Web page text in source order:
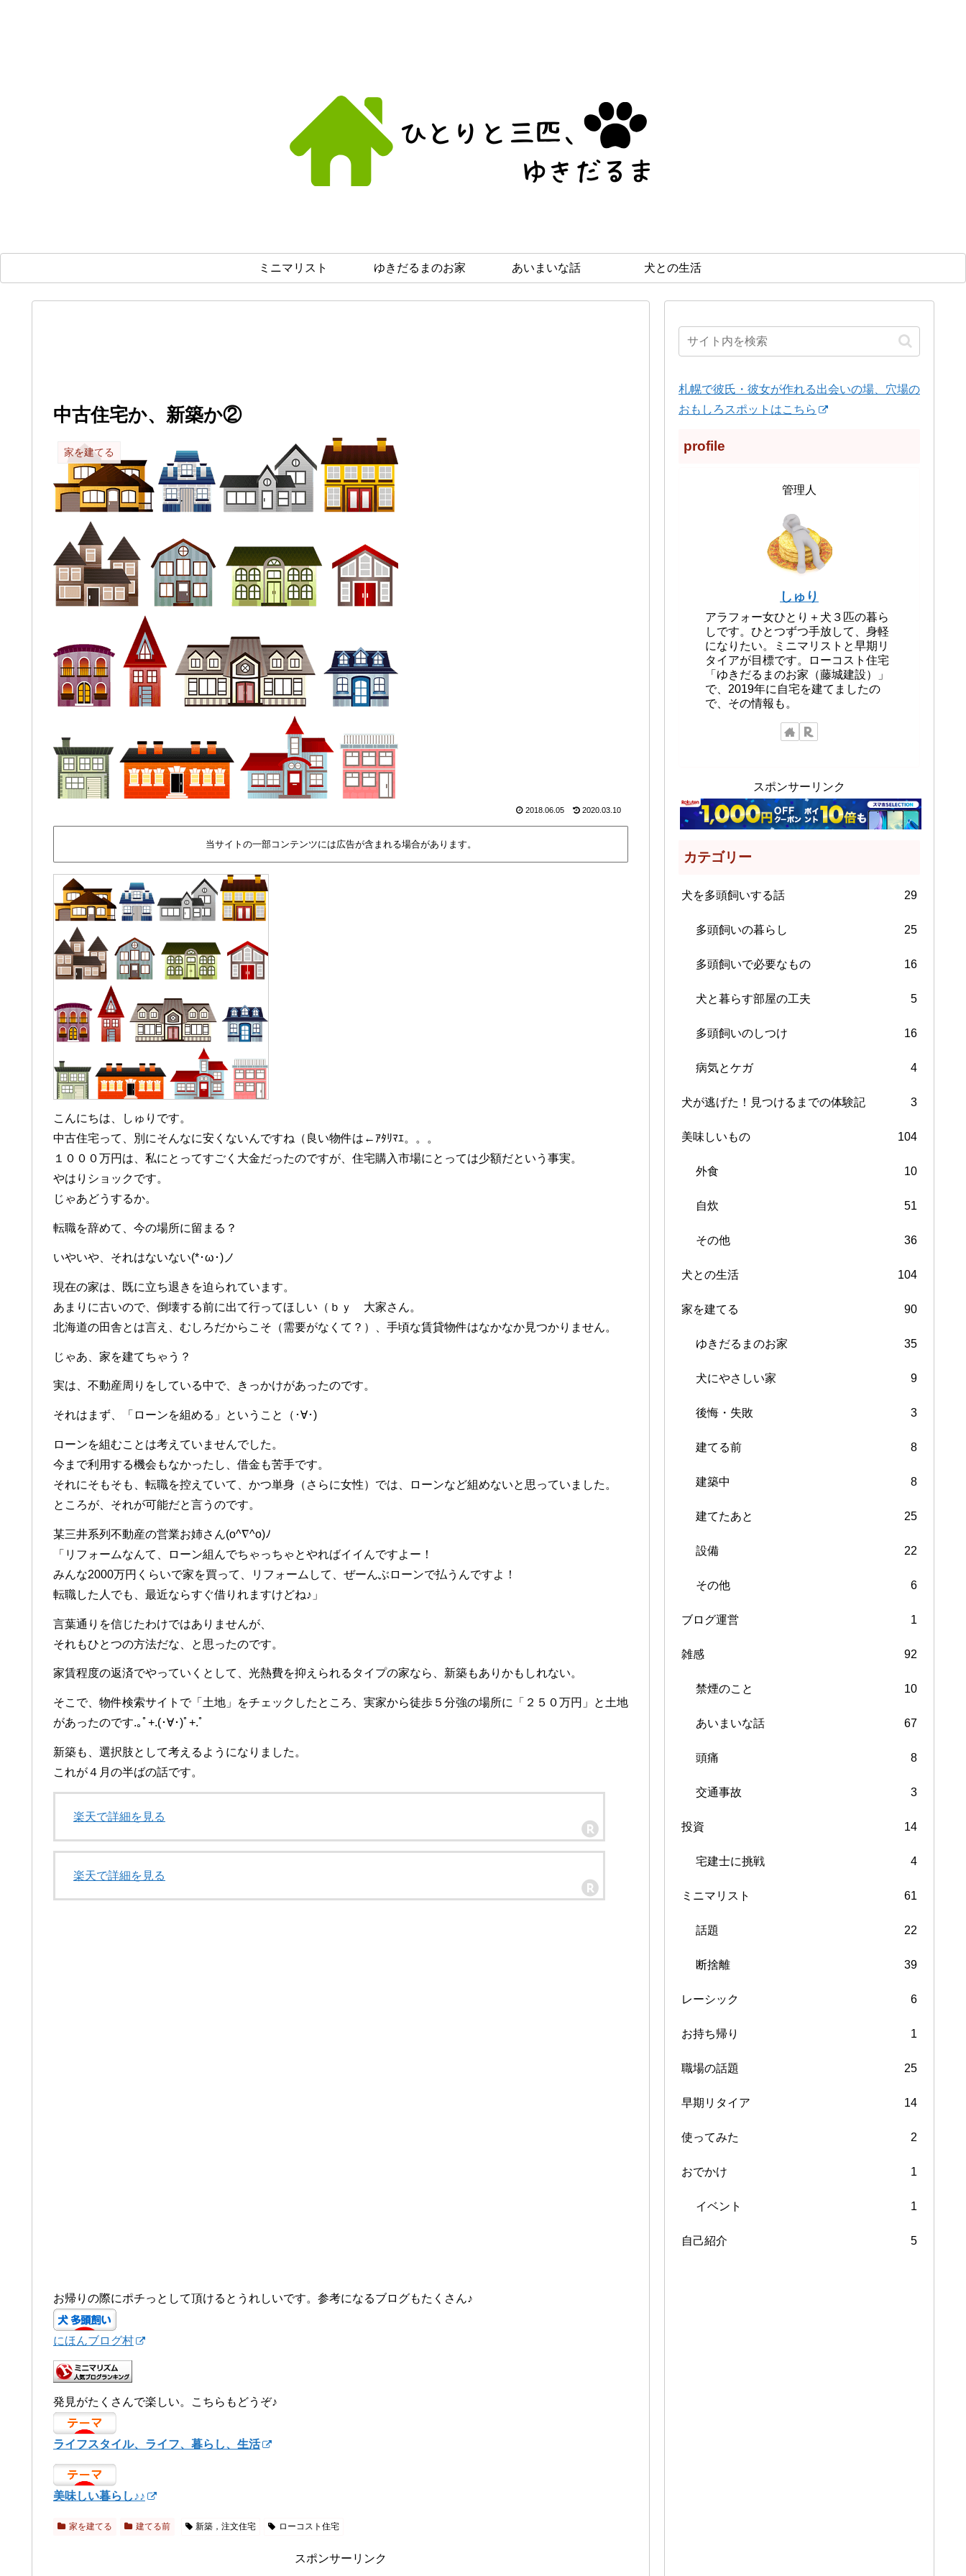
ミニマリスト ゆきだるまのお家 あいまいな話 犬との生活
中古住宅か、新築か②
家を建てる
2018.06.05 2020.03.10
当サイトの一部コンテンツには広告が含まれる場合があります。
こんにちは、しゅりです。
中古住宅って、別にそんなに安くないんですね（良い物件は←ｱﾀﾘﾏｴ。。。
１０００万円は、私にとってすごく大金だったのですが、住宅購入市場にとっては少額だという事実。
やはりショックです。
じゃあどうするか。
転職を辞めて、今の場所に留まる？
いやいや、それはないない(*･ω･)ノ
現在の家は、既に立ち退きを迫られています。
あまりに古いので、倒壊する前に出て行ってほしい（ｂｙ 大家さん。
北海道の田舎とは言え、むしろだからこそ（需要がなくて？）、手頃な賃貸物件はなかなか見つかりません。
じゃあ、家を建てちゃう？
実は、不動産周りをしている中で、きっかけがあったのです。
それはまず、「ローンを組める」ということ（･∀･)
ローンを組むことは考えていませんでした。
今まで利用する機会もなかったし、借金も苦手です。
それにそもそも、転職を控えていて、かつ単身（さらに女性）では、ローンなど組めないと思っていました。
ところが、それが可能だと言うのです。
某三井系列不動産の営業お姉さん(o^∇^o)ﾉ
「リフォームなんて、ローン組んでちゃっちゃとやればイイんですよー！
みんな2000万円くらいで家を買って、リフォームして、ぜーんぶローンで払うんですよ！
転職した人でも、最近ならすぐ借りれますけどね♪」
言葉通りを信じたわけではありませんが、
それもひとつの方法だな、と思ったのです。
家賃程度の返済でやっていくとして、光熱費を抑えられるタイプの家なら、新築もありかもしれない。
そこで、物件検索サイトで「土地」をチェックしたところ、実家から徒歩５分強の場所に「２５０万円」と土地
があったのです.｡ﾟ+.(･∀･)ﾟ+.ﾟ
新築も、選択肢として考えるようになりました。
これが４月の半ばの話です。
楽天で詳細を見る
楽天で詳細を見る
お帰りの際にポチっとして頂けるとうれしいです。参考になるブログもたくさん♪
にほんブログ村
発見がたくさんで楽しい。こちらもどうぞ♪
ライフスタイル、ライフ、暮らし、生活
美味しい暮らし♪♪
家を建てる 建てる前 新築，注文住宅 ローコスト住宅
スポンサーリンク
札幌で彼氏・彼女が作れる出会いの場、穴場の
おもしろスポットはこちら
profile
管理人
しゅり
アラフォー女ひとり＋犬３匹の暮ら
しです。ひとつずつ手放して、身軽
になりたい。ミニマリストと早期リ
タイアが目標です。ローコスト住宅
「ゆきだるまのお家（藤城建設）」
で、2019年に自宅を建てましたの
で、その情報も。
スポンサーリンク
カテゴリー
犬を多頭飼いする話 29
多頭飼いの暮らし 25
多頭飼いで必要なもの 16
犬と暮らす部屋の工夫 5
多頭飼いのしつけ 16
病気とケガ 4
犬が逃げた！見つけるまでの体験記 3
美味しいもの 104
外食 10
自炊 51
その他 36
犬との生活 104
家を建てる 90
ゆきだるまのお家 35
犬にやさしい家 9
後悔・失敗 3
建てる前 8
建築中 8
建てたあと 25
設備 22
その他 6
ブログ運営 1
雑感 92
禁煙のこと 10
あいまいな話 67
頭痛 8
交通事故 3
投資 14
宅建士に挑戦 4
ミニマリスト 61
話題 22
断捨離 39
レーシック 6
お持ち帰り 1
職場の話題 25
早期リタイア 14
使ってみた 2
おでかけ 1
イベント 1
自己紹介 5